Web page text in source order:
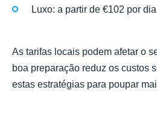
Luxo: a partir de €102 por dia
As tarifas locais podem afetar o
boa preparação reduz os custos
estas estratégias para poupar